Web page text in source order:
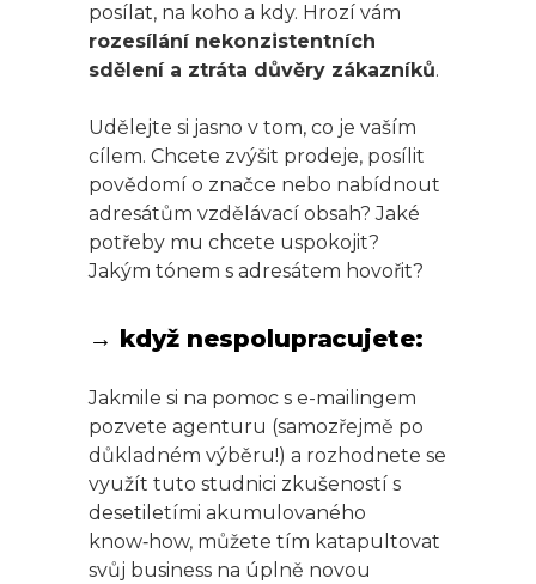
posílat, na koho a kdy. Hrozí vám
rozesílání nekonzistentních
sdělení a ztráta důvěry zákazníků.
Udělejte si jasno v tom, co je vaším
cílem. Chcete zvýšit prodeje, posílit
povědomí o značce nebo nabídnout
adresátům vzdělávací obsah? Jaké
potřeby mu chcete uspokojit?
Jakým tónem s adresátem hovořit?
→ když nespolupracujete:
Jakmile si na pomoc s e-mailingem
pozvete agenturu (samozřejmě po
důkladném výběru!) a rozhodnete se
využít tuto studnici zkušeností s
desetiletími akumulovaného
know‑how, můžete tím katapultovat
svůj business na úplně novou